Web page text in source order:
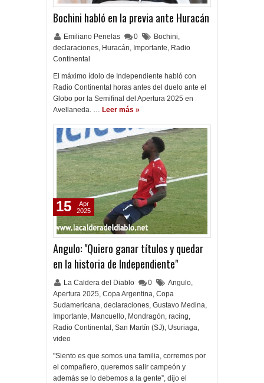
Bochini habló en la previa ante Huracán
Emiliano Penelas 0 Bochini,
declaraciones, Huracán, Importante, Radio
Continental
El máximo ídolo de Independiente habló con
Radio Continental horas antes del duelo ante el
Globo por la Semifinal del Apertura 2025 en
Avellaneda. … Leer más »
Angulo: "Quiero ganar títulos y quedar
en la historia de Independiente"
La Caldera del Diablo 0 Angulo,
Apertura 2025, Copa Argentina, Copa
Sudamericana, declaraciones, Gustavo Medina,
Importante, Mancuello, Mondragón, racing,
Radio Continental , San Martín (SJ), Usuriaga,
video
"Siento es que somos una familia, corremos por
el compañero, queremos salir campeón y
además se lo debemos a la gente”, dijo el
15
Apr
2025